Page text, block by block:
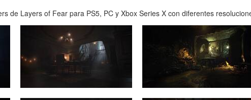
de Layers of Fear para PS5, PC y Xbox Series X con diferentes